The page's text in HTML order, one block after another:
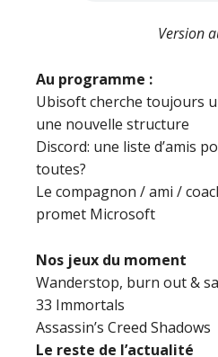
Version
Au programme :
Ubisoft cherche toujours
une nouvelle structure
Discord: une liste d’amis
toutes?
Le compagnon / ami /
promet Microsoft
Nos jeux du moment
Wanderstop, burn out &
33 Immortals
Assassin’s Creed Shadows
Le reste de l’actualité